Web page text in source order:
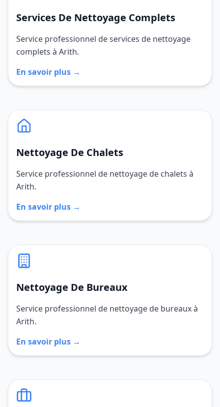
Services De Nettoyage Complets
Service professionnel de services de nettoyage
complets à Arith.
En savoir plus →
Nettoyage De Chalets
Service professionnel de nettoyage de chalets à
Arith.
En savoir plus →
Nettoyage De Bureaux
Service professionnel de nettoyage de bureaux à
Arith.
En savoir plus →